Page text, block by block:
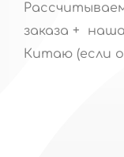
заказа +
Китаю (если